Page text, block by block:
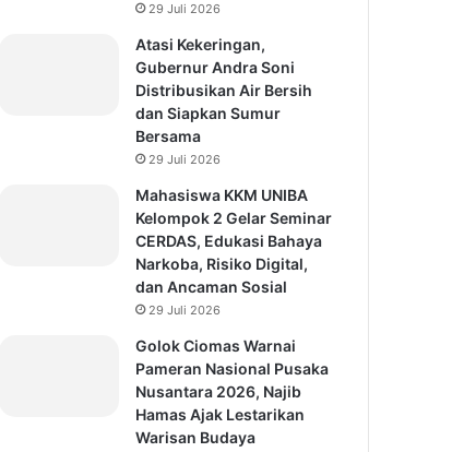
29 Juli 2026
Atasi Kekeringan,
Gubernur Andra Soni
Distribusikan Air Bersih
dan Siapkan Sumur
Bersama
29 Juli 2026
Mahasiswa KKM UNIBA
Kelompok 2 Gelar Seminar
CERDAS, Edukasi Bahaya
Narkoba, Risiko Digital,
dan Ancaman Sosial
29 Juli 2026
Golok Ciomas Warnai
Pameran Nasional Pusaka
Nusantara 2026, Najib
Hamas Ajak Lestarikan
Warisan Budaya